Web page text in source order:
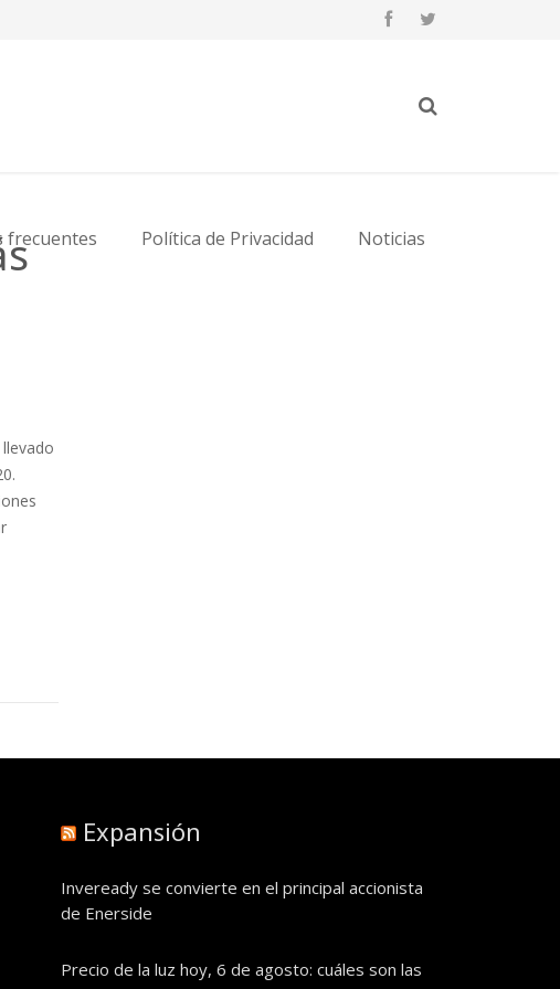
frecuentes Política de Privacidad Noticias
Expansión
Inveready se convierte en el principal accionista
de Enerside
Precio de la luz hoy, 6 de agosto: cuáles son las